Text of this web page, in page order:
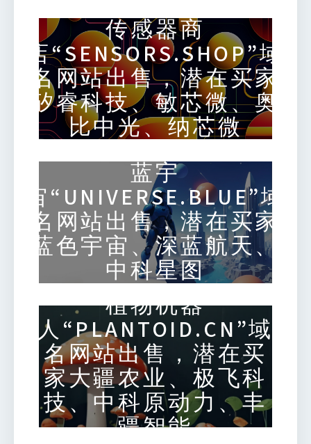
传感器商
店“SENSORS.SHOP”域
名网站出售，潜在买家
矽睿科技、敏芯微、奥
比中光、纳芯微
蓝宇
宙“UNIVERSE.BLUE”域
名网站出售，潜在买家
蓝色宇宙、深蓝航天、
中科星图
植物机器
人“PLANTOID.CN”域
名网站出售，潜在买
家大疆农业、极飞科
技、中科原动力、丰
疆智能